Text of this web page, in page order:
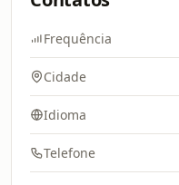
Frequência
Cidade
Idioma
Telefone